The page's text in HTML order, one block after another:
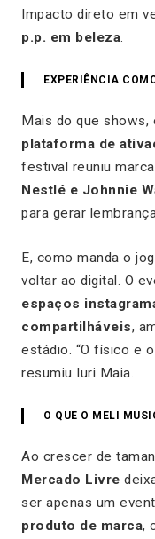
Impacto direto em
p.p. em beleza.
EXPERIÊNCIA
Mais do que shows,
plataforma de
festival reuniu
Nestlé e Johnnie
para gerar
E, como manda o
voltar ao digital. O
espaços
compartilháveis,
estádio. “O físico e
resumiu Iuri Maia.
O QUE O MELI
Ao crescer de
Mercado Livre
ser apenas um
produto de marca,